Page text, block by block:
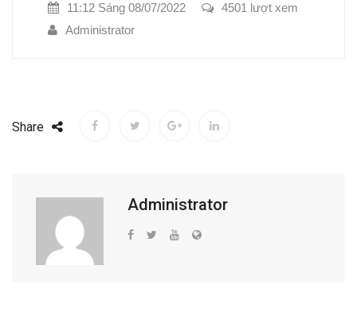
11:12 Sáng 08/07/2022
4501 lượt xem
Administrator
Share
Administrator